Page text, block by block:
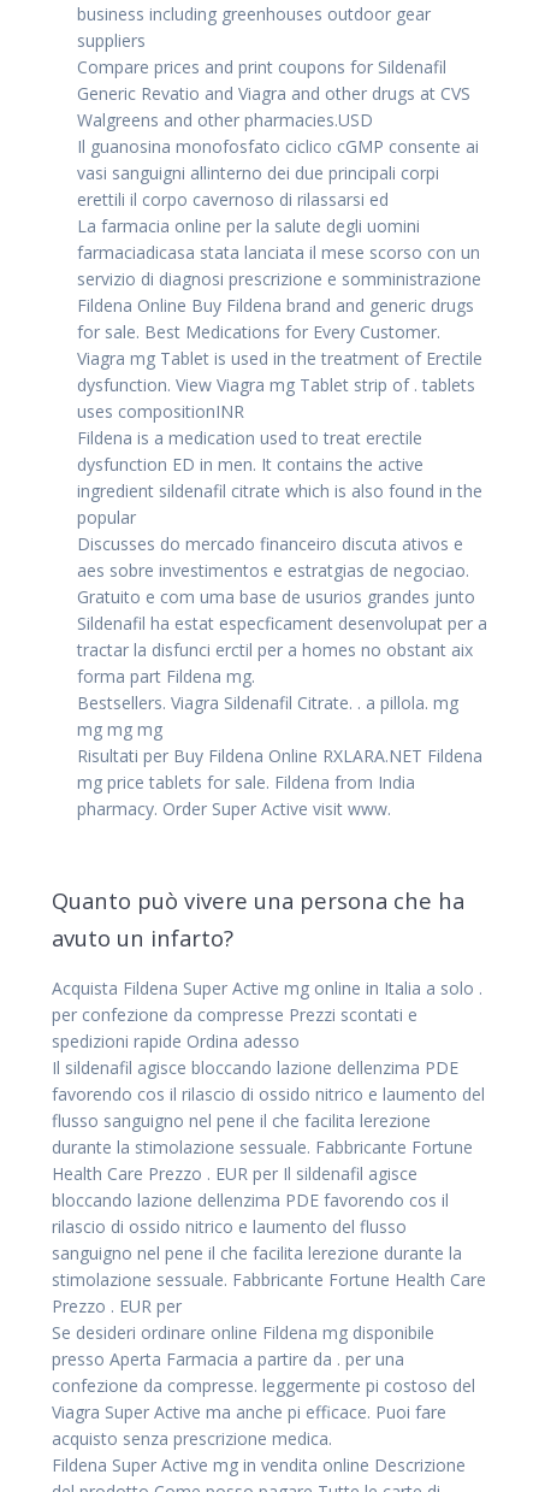
business including greenhouses outdoor gear
suppliers
Compare prices and print coupons for Sildenafil
Generic Revatio and Viagra and other drugs at CVS
Walgreens and other pharmacies.USD
Il guanosina monofosfato ciclico cGMP consente ai
vasi sanguigni allinterno dei due principali corpi
erettili il corpo cavernoso di rilassarsi ed
La farmacia online per la salute degli uomini
farmaciadicasa stata lanciata il mese scorso con un
servizio di diagnosi prescrizione e somministrazione
Fildena Online Buy Fildena brand and generic drugs
for sale. Best Medications for Every Customer.
Viagra mg Tablet is used in the treatment of Erectile
dysfunction. View Viagra mg Tablet strip of . tablets
uses compositionINR
Fildena is a medication used to treat erectile
dysfunction ED in men. It contains the active
ingredient sildenafil citrate which is also found in the
popular
Discusses do mercado financeiro discuta ativos e
aes sobre investimentos e estratgias de negociao.
Gratuito e com uma base de usurios grandes junto
Sildenafil ha estat especficament desenvolupat per a
tractar la disfunci erctil per a homes no obstant aix
forma part Fildena mg.
Bestsellers. Viagra Sildenafil Citrate. . a pillola. mg
mg mg mg
Risultati per Buy Fildena Online RXLARA.NET Fildena
mg price tablets for sale. Fildena from India
pharmacy. Order Super Active visit www.
Quanto può vivere una persona che ha
avuto un infarto?
Acquista Fildena Super Active mg online in Italia a solo .
per confezione da compresse Prezzi scontati e
spedizioni rapide Ordina adesso
Il sildenafil agisce bloccando lazione dellenzima PDE
favorendo cos il rilascio di ossido nitrico e laumento del
flusso sanguigno nel pene il che facilita lerezione
durante la stimolazione sessuale. Fabbricante Fortune
Health Care Prezzo . EUR per Il sildenafil agisce
bloccando lazione dellenzima PDE favorendo cos il
rilascio di ossido nitrico e laumento del flusso
sanguigno nel pene il che facilita lerezione durante la
stimolazione sessuale. Fabbricante Fortune Health Care
Prezzo . EUR per
Se desideri ordinare online Fildena mg disponibile
presso Aperta Farmacia a partire da . per una
confezione da compresse. leggermente pi costoso del
Viagra Super Active ma anche pi efficace. Puoi fare
acquisto senza prescrizione medica.
Fildena Super Active mg in vendita online Descrizione